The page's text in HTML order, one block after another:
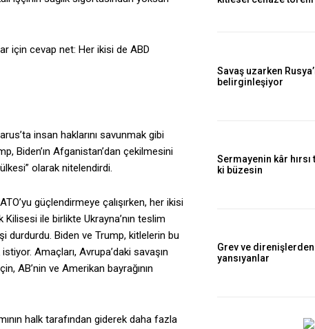
için cevap net: Her ikisi de ABD
insan haklarını savunmak gibi
Biden’ın Afganistan’dan çekilmesini
olarak nitelendirdi.
güçlendirmeye çalışırken, her ikisi
ile birlikte Ukrayna’nın teslim
durdurdu. Biden ve Trump, kitlelerin bu
Amaçları, Avrupa’daki savaşın
AB’nin ve Amerikan bayrağının
halk tarafından giderek daha fazla
Savaş uzarken
belirginleşiyor
Sermayenin kâr hırsı
ki büzesin
Grev ve direnişlerden
yansıyanlar